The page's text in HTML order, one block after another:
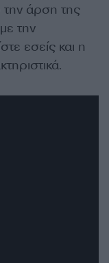
την άρση της
την
εσείς και η